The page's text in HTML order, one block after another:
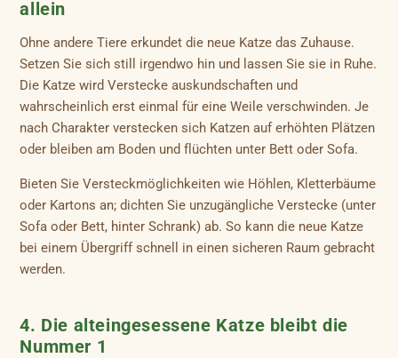
allein
Ohne andere Tiere erkundet die neue Katze das Zuhause.
Setzen Sie sich still irgendwo hin und lassen Sie sie in Ruhe.
Die Katze wird Verstecke auskundschaften und
wahrscheinlich erst einmal für eine Weile verschwinden. Je
nach Charakter verstecken sich Katzen auf erhöhten Plätzen
oder bleiben am Boden und flüchten unter Bett oder Sofa.
Bieten Sie Versteckmöglichkeiten wie Höhlen, Kletterbäume
oder Kartons an; dichten Sie unzugängliche Verstecke (unter
Sofa oder Bett, hinter Schrank) ab. So kann die neue Katze
bei einem Übergriff schnell in einen sicheren Raum gebracht
werden.
4. Die alteingesessene Katze bleibt die
Nummer 1